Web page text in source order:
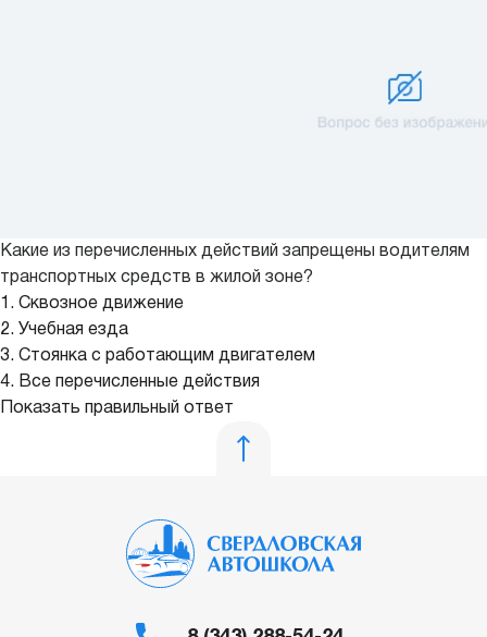
Какие из перечисленных действий запрещены водителям
транспортных средств в жилой зоне?
1. Сквозное движение
2. Учебная езда
3. Стоянка с работающим двигателем
4. Все перечисленные действия
Показать правильный ответ